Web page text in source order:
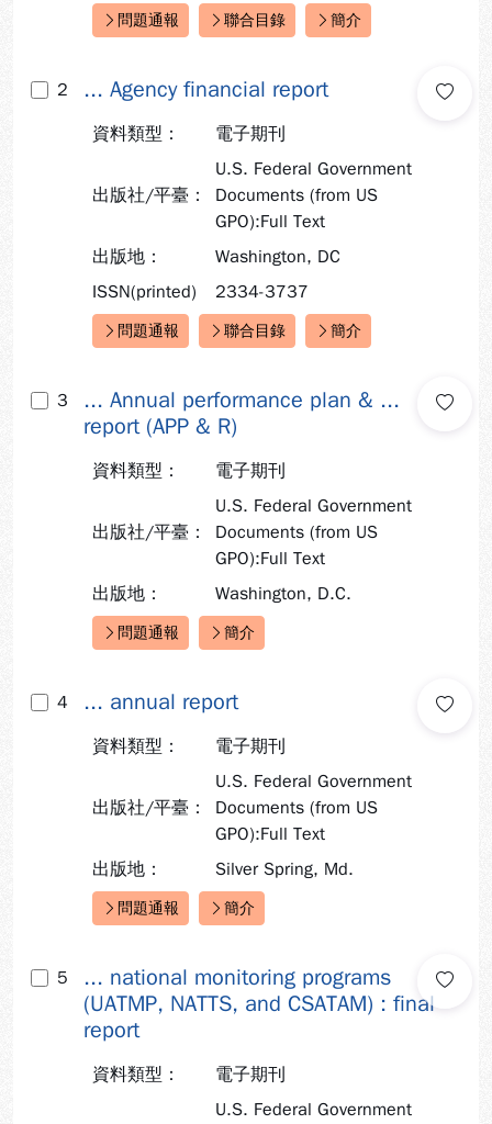
快速連結：
問題通報 聯合目錄 簡介
2 ... Agency financial report
資料類型： 電子期刊
出版社/平臺：
U.S. Federal Government
Documents (from US
GPO):Full Text
出版地：
Washington, DC
ISSN(printed)
2334-3737
快速連結：
問題通報 聯合目錄 簡介
3
... Annual performance plan & ...
report (APP & R)
資料類型： 電子期刊
出版社/平臺：
U.S. Federal Government
Documents (from US
GPO):Full Text
出版地：
Washington, D.C.
快速連結：
問題通報 簡介
4 ... annual report
資料類型： 電子期刊
出版社/平臺：
U.S. Federal Government
Documents (from US
GPO):Full Text
出版地：
Silver Spring, Md.
快速連結：
問題通報 簡介
5
... national monitoring programs
(UATMP, NATTS, and CSATAM) : final
report
資料類型： 電子期刊
U.S. Federal Government